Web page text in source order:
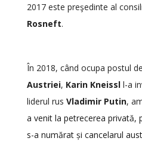
2017 este preşedinte al
Rosneft.
În 2018, când ocupa postul de
Austriei, Karin Kneissll-a
liderul rus Vladimir Putin,
a venit la petrecerea privată,
s-a numărat și cancelarul